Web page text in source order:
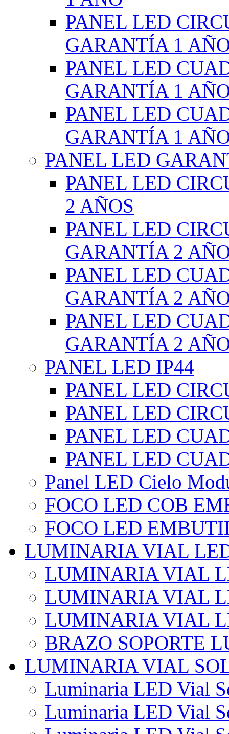
PANEL LED
GARANTÍA 1
PANEL LED
GARANTÍA 1
PANEL LED
GARANTÍA 1
PANEL LED
PANEL LED
2 AÑOS
PANEL LED
GARANTÍA 2
PANEL LED
GARANTÍA 2
PANEL LED
GARANTÍA 2
PANEL LED IP44
PANEL LED
PANEL LED
PANEL LED
PANEL LED
Panel LED Cielo
FOCO LED COB
FOCO LED
LUMINARIA VIAL
LUMINARIA VIAL
LUMINARIA VIAL
LUMINARIA VIAL
BRAZO SOPORTE
LUMINARIA VIAL
Luminaria LED Vial
Luminaria LED Vial